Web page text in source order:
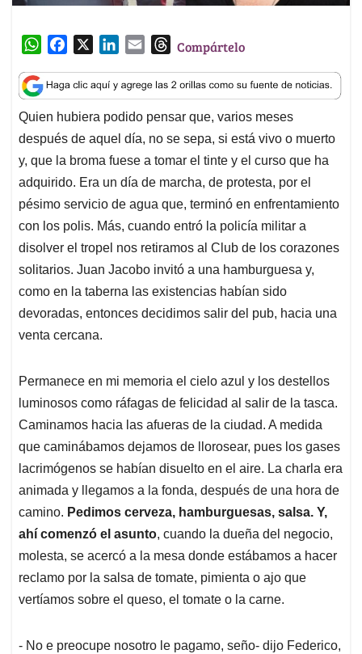
W
a
t
s
A
p
p
c
e
b
o
o
k
n
k
e
d
I
n
a
i
l
T
r
e
a
d
s
Compártelo
Quien hubiera podido pensar que, varios meses
después de aquel día, no se sepa, si está vivo o muerto
y, que la broma fuese a tomar el tinte y el curso que ha
adquirido. Era un día de marcha, de protesta, por el
pésimo servicio de agua que, terminó en enfrentamiento
con los polis. Más, cuando entró la policía militar a
disolver el tropel nos retiramos al Club de los corazones
solitarios. Juan Jacobo invitó a una hamburguesa y,
como en la taberna las existencias habían sido
devoradas, entonces decidimos salir del pub, hacia una
venta cercana.
Permanece en mi memoria el cielo azul y los destellos
luminosos como ráfagas de felicidad al salir de la tasca.
Caminamos hacia las afueras de la ciudad. A medida
que caminábamos dejamos de llorosear, pues los gases
lacrimógenos se habían disuelto en el aire. La charla era
animada y llegamos a la fonda, después de una hora de
camino. Pedimos cerveza, hamburguesas, salsa. Y,
ahí comenzó el asunto, cuando la dueña del negocio,
molesta, se acercó a la mesa donde estábamos a hacer
reclamo por la salsa de tomate, pimienta o ajo que
vertíamos sobre el queso, el tomate o la carne.
- No e preocupe nosotro le pagamo, seño- dijo Federico,